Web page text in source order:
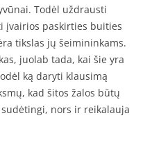
Todėl uždrausti
įvairios paskirties buities
tikslas jų šeimininkams.
juolab tada, kai šie yra
ką daryti klausimą
kad šitos žalos būtų
nors ir reikalauja